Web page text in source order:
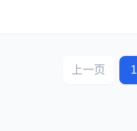
上一页 1